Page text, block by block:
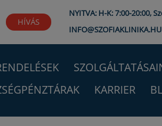
HÍVÁS
NYITVA: H-K: 7:00-20:00,
INFO@SZOFIAKLINIKA.HU
KARRIER